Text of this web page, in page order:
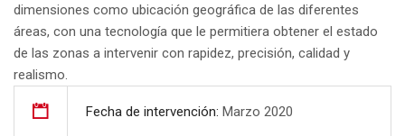
dimensiones como ubicación geográfica de las diferentes
áreas, con una tecnología que le permitiera obtener el estado
de las zonas a intervenir con rapidez, precisión, calidad y
realismo.
Fecha de intervención: Marzo 2020